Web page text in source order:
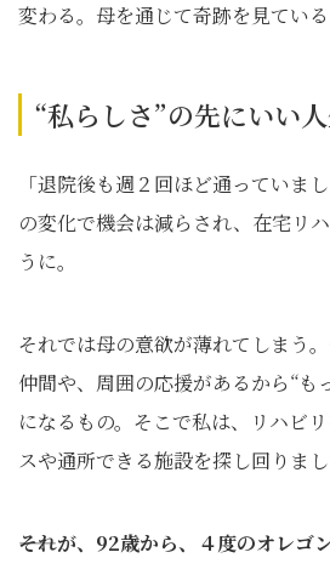
変わる。母を通じて奇跡を見ている
“私らしさ”の先にいい
「退院後も週２回ほど通っていま
の変化で機会は減らされ、在宅リ
うに。
それでは母の意欲が薄れてしまう
仲間や、周囲の応援があるから“も
になるもの。そこで私は、リハビ
スや通所できる施設を探し回りまし
――それが、92歳から、４度のオレゴ